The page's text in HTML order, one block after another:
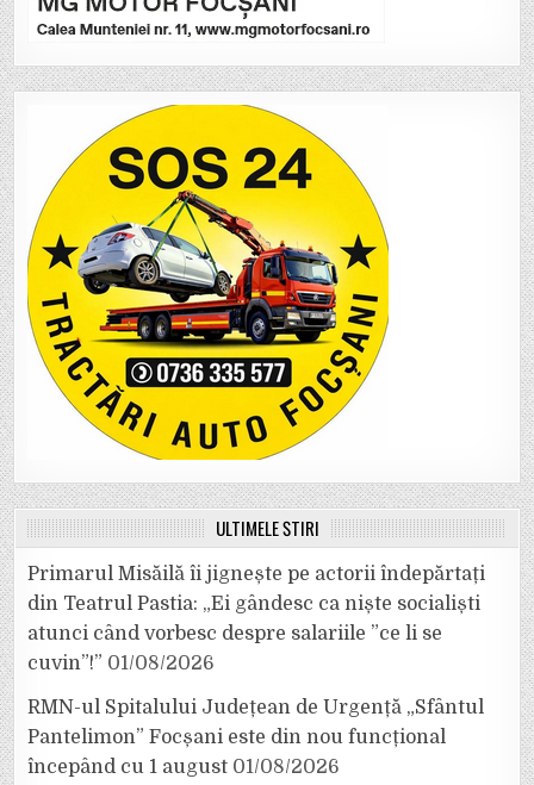
ULTIMELE ȘTIRI
Primarul Misăilă îi jignește pe actorii îndepărtați
din Teatrul Pastia: „Ei gândesc ca niște socialiști
atunci când vorbesc despre salariile ”ce li se
cuvin”!” 01/08/2026
RMN-ul Spitalului Județean de Urgență „Sfântul
Pantelimon” Focșani este din nou funcțional
începând cu 1 august 01/08/2026